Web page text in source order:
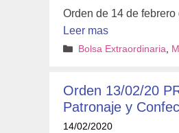
Orden de 14 de
Leer mas
Categorías
Bolsa Extraordinaria,
Orden 13/02/20
Patronaje y
14/02/2020